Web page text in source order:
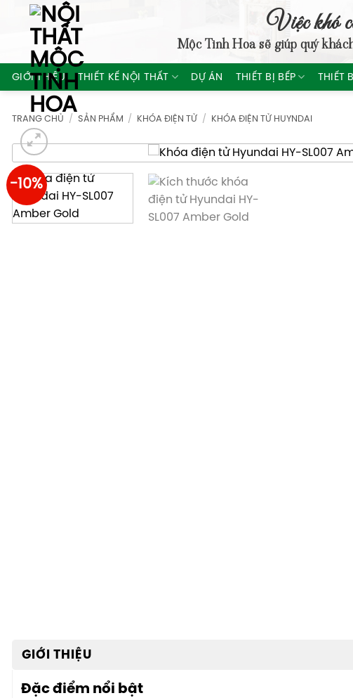
content
Việc khó
Mộc Tinh Hoasẽ giúp quý
GIỚI THIỆU THIẾT KẾ NỘI THẤT DỰ ÁN THIẾT BỊ BẾP THIẾT
TRANG CHỦ / SẢN PHẨM / KHÓA ĐIỆN TỬ / KHÓA ĐIỆN TỬ HUYNDAI
-10%
GIỚI THIỆU
Đặc điểm nổi bật